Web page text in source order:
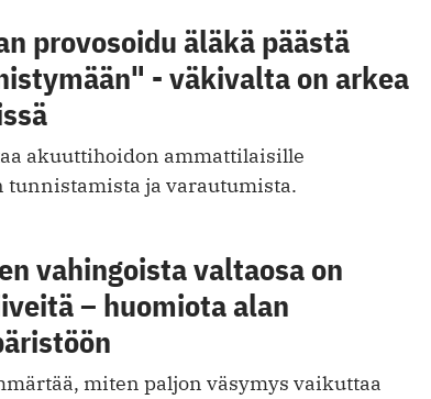
provosoidu äläkä päästä
- väkivalta on arkea
akuuttihoidon ammattilaisille
ja varautumista.
vahingoista valtaosa on
– huomiota alan
miten paljon väsymys vaikuttaa